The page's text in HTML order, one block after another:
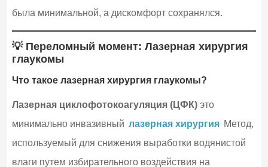
была минимальной, а дискомфорт сохранялся.
💡 Переломный момент: Лазерная хирургия
глаукомы
Что такое лазерная хирургия глаукомы?
Лазерная циклофотокоагуляция (ЦФК)это
минимально инвазивный лазерная хирургия Метод,
используемый для снижения выработки водянистой
влаги путем избирательного воздействия на